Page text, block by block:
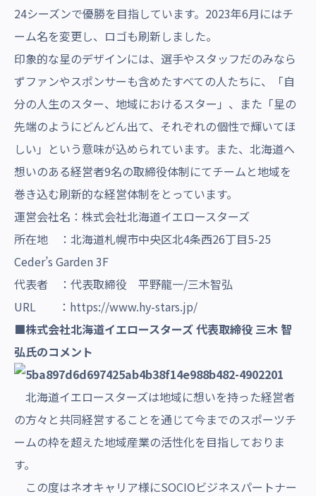
24シーズンで優勝を目指しています。2023年6月にはチ
ーム名を変更し、ロゴも刷新しました。
印象的な星のデザインには、選手やスタッフだのみなら
ずファンやスポンサーも含めたすべての人たちに、「自
分の人生のスター、地域におけるスター」、また「星の
先端のようにどんどん出て、それぞれの個性で輝いてほ
しい」という意味が込められています。また、北海道へ
想いのある経営者9名の取締役体制にてチームと地域を
巻き込む刷新的な経営体制をとっています。
運営会社名：株式会社北海道イエロースターズ
所在地 ：北海道札幌市中央区北4条西26丁目5-25
Ceder’s Garden 3F
代表者 ：代表取締役 平野龍一/三木智弘
URL ： https://www.hy-stars.jp/
■株式会社北海道イエロースターズ 代表取締役 三木 智
弘氏のコメント
北海道イエロースターズは地域に想いを持った経営者
の方々と共同経営することを通じて今までのスポーツチ
ームの枠を超えた地域産業の活性化を目指しておりま
す。
この度はネオキャリア様にSOCIOビジネスパートナー